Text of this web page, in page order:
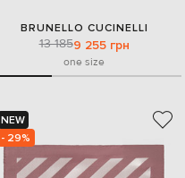
BRUNELLO CUCINELLI
13 1859 255 грн
one size
NEW
- 29%